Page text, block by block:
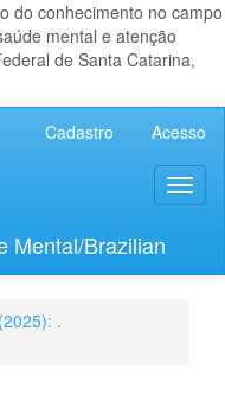
do conhecimento no campo
mental e atenção
de Santa Catarina,
Cadastro Acesso
Mental/Brazilian
.